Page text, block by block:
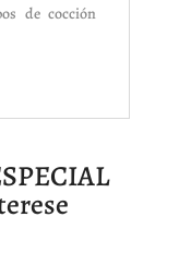
de cocción